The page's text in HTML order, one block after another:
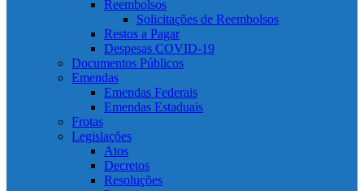
Reembolsos
Solicitações de Reembolsos
Restos a Pagar
Despesas COVID-19
Documentos Públicos
Emendas
Emendas Federais
Emendas Estaduais
Frotas
Legislações
Atos
Decretos
Resoluções